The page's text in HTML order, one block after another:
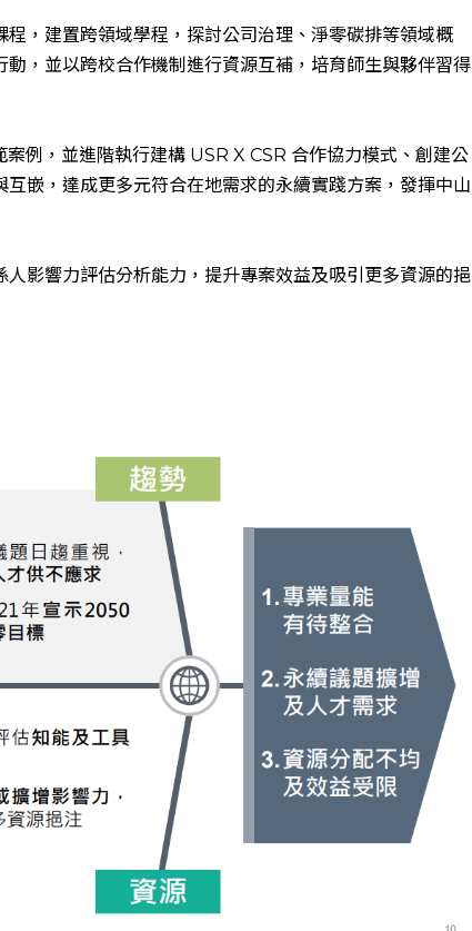
，建置跨領域學程，探討公司治理、淨零碳排等領域概
，並以跨校合作機制進行資源互補，培育師生與夥伴習得
例，並進階執行建構 USR X CSR 合作協力模式、創建公
嵌，達成更多元符合在地需求的永續實踐方案，發揮中山
影響力評估分析能力，提升專案效益及吸引更多資源的挹